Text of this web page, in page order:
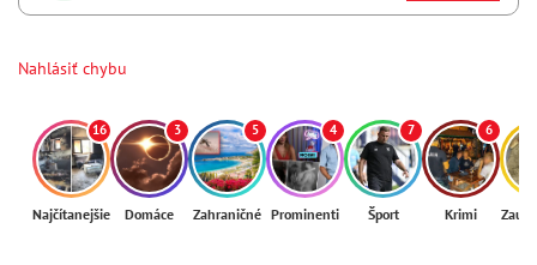
Nahlásiť chybu
16
Najčítanejšie
3
Domáce
5
Zahraničné
4
Prominenti
7
Šport
6
Krimi